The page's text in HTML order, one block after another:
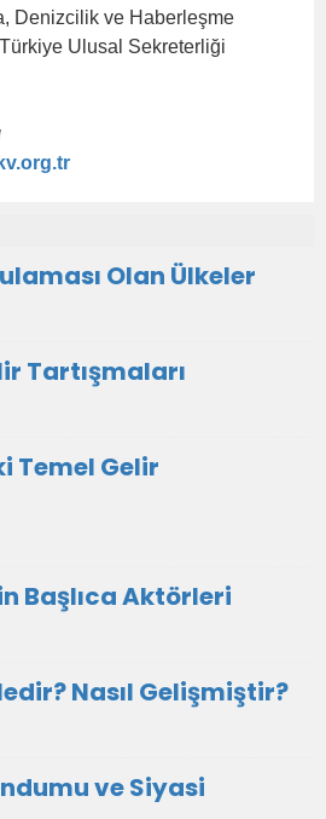
Denizcilik ve Haberleşme
Ulusal Sekreterliği
Olan Ülkeler
Tartışmaları
Temel Gelir
Başlıca Aktörleri
Nasıl Gelişmiştir?
ve Siyasi